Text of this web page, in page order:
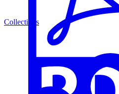
Collections